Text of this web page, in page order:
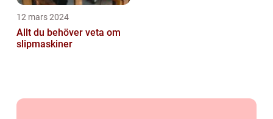
12 mars 2024
Allt du behöver veta om
slipmaskiner